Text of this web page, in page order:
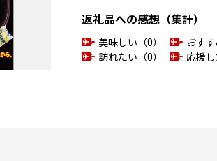
返礼品への感想（集計）
美味しい（0） おすす
訪れたい（0）
応援し